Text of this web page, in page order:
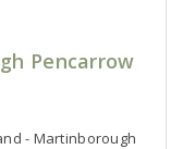
Pencarrow
- Martinborough